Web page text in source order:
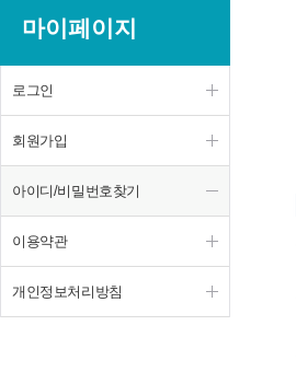
마이페이지
로그인
회원가입
아이디/비밀번호찾기
이용약관
개인정보처리방침